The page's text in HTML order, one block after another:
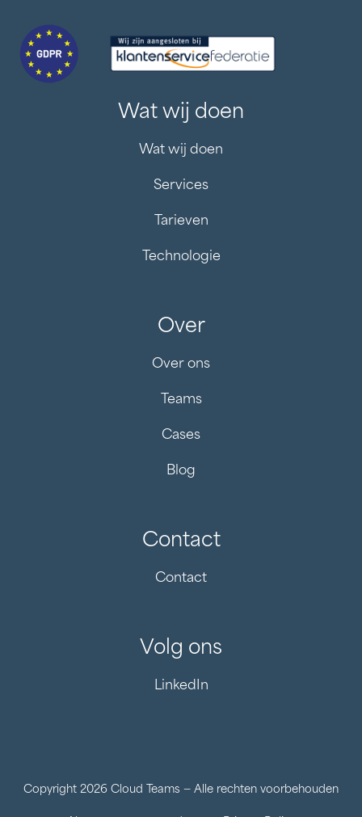
Wat wij doen
Wat wij doen
Services
Tarieven
Technologie
Over
Over ons
Teams
Cases
Blog
Contact
Contact
Volg ons
LinkedIn
Copyright 2026 Cloud Teams — Alle rechten voorbehouden